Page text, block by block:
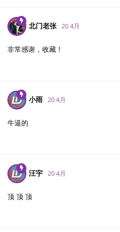
北门老张 20 4月
非常感谢，收藏！
小雨 20 4月
牛逼的
汪宇 20 4月
顶 顶 顶